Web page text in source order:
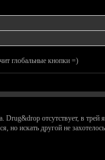
глобальные кнопки =)
отсутствует, в трей
искать другой не